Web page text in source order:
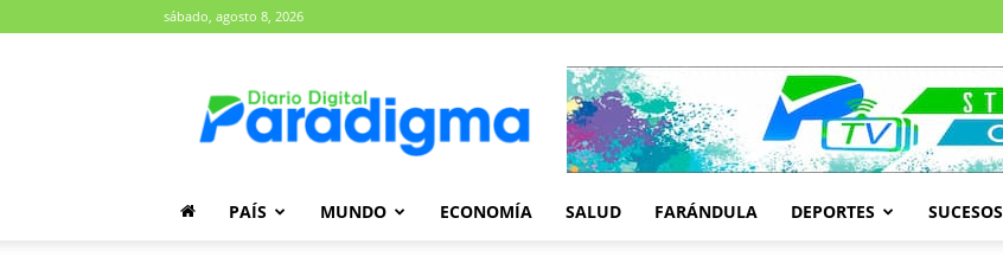
sábado, agosto 8, 2026
Paradigma
PAÍS MUNDO ECONOMÍA SALUD FARÁNDULA DEPORTES SUCESOS